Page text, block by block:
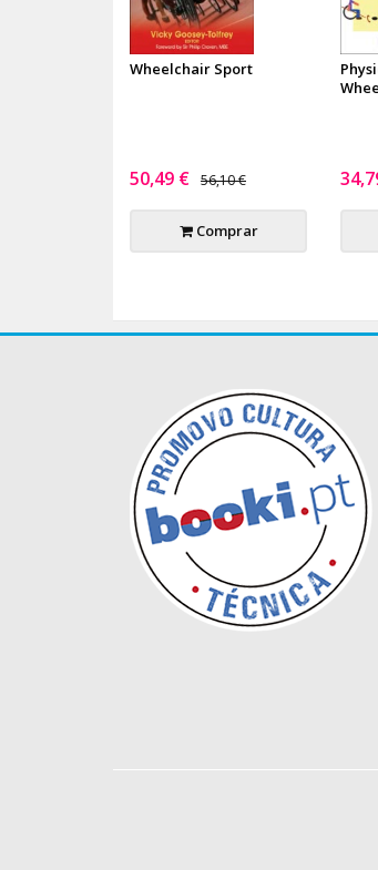
Wheelchair Sport
50,49 € 56,10 €
Comprar